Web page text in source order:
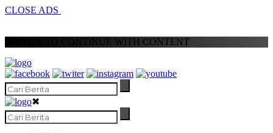
CLOSE ADS
SCROLL TO CONTINUE WITH CONTENT
✖